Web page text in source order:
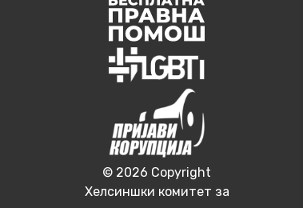
© 2026 Copyright
Хелсиншки комитет за